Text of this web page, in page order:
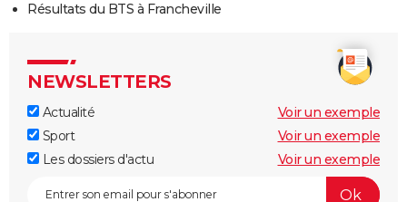
Résultats du BTS à Francheville
NEWSLETTERS
Actualité
Voir un exemple
Sport
Voir un exemple
Les dossiers d'actu
Voir un exemple